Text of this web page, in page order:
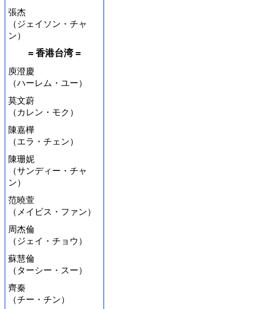
張杰
（ジェイソン・チャ
ン）
= 香港台湾 =
庾澄慶
（ハーレム・ユー）
莫文蔚
（カレン・モク）
陳嘉樺
（エラ・チェン）
陳珊妮
（サンディー・チャ
ン）
范曉萱
（メイビス・ファン）
周杰倫
（ジェイ・チョウ）
蘇慧倫
（ターシー・スー）
齊秦
（チー・チン）